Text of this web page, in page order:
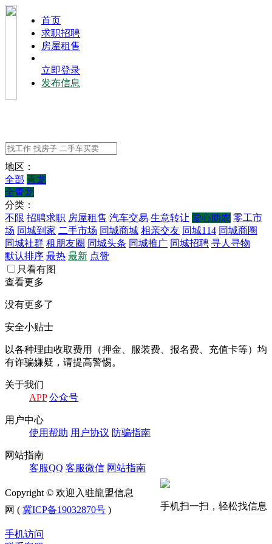
⾸⻚
求职招聘
房屋租售
立即登录
发布信息
地区：
全部 青龙
全青龙
分类：
不限 招聘求职 房屋租售 汽车交易 生意转让 爱心助农 零工市
场 同城到家 二手市场 同城商城 相亲交友 同城114 同城商圈
同城社群 租朋友圈 同城头条 同城推广 同城招聘 寻人寻物
默认排序 最热 最新 点赞
只看有图
查看更多
没有更多了
安全小贴士
以各种理由收取费⽤（押⾦、服装费、报名费、充值卡等）均
有诈骗嫌疑，请提⾼警惕。
关于我们
APP 公众号
⽤户中⼼
使⽤帮助 ⽤户协议 防骗指南
⽹站指南
客服QQ 客服微信 ⽹站指南
手机扫一扫，轻松找信息
Copyright © 欢迎入驻龍盟信息
网 ( 冀ICP备19032870号 )
手机访问